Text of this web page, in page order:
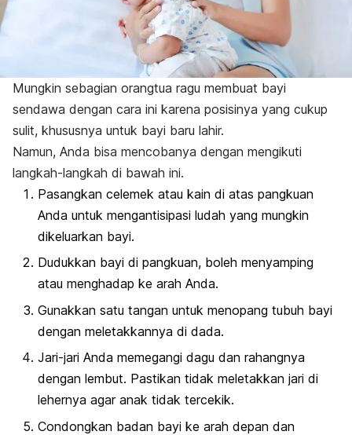
Mungkin sebagian orangtua ragu membuat bayi
sendawa dengan cara ini karena posisinya yang cukup
sulit, khususnya untuk bayi baru lahir.
Namun, Anda bisa mencobanya dengan mengikuti
langkah-langkah di bawah ini.
Pasangkan celemek atau kain di atas pangkuan
Anda untuk mengantisipasi ludah yang mungkin
dikeluarkan bayi.
Dudukkan bayi di pangkuan, boleh menyamping
atau menghadap ke arah Anda.
Gunakkan satu tangan untuk menopang tubuh bayi
dengan meletakkannya di dada.
Jari-jari Anda memegangi dagu dan rahangnya
dengan lembut. Pastikan tidak meletakkan jari di
lehernya agar anak tidak tercekik.
Condongkan badan bayi ke arah depan dan